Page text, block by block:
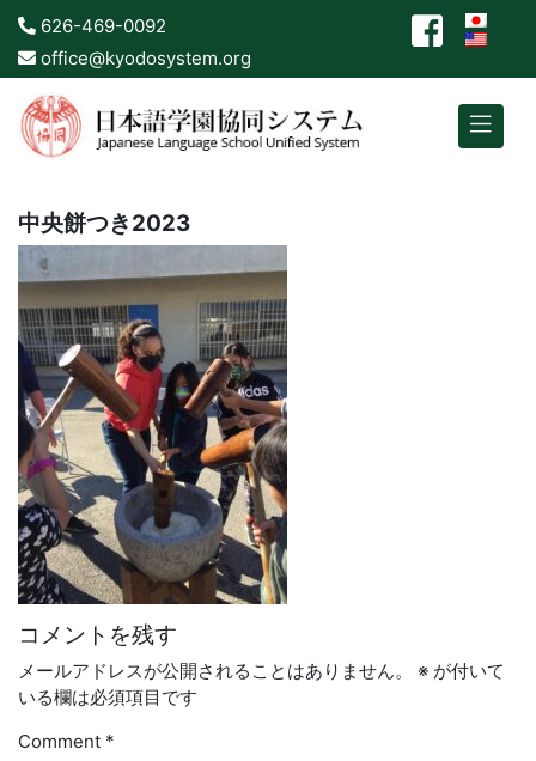
626-469-0092
office@kyodosystem.org
中央餅つき2023
コメントを残す
メールアドレスが公開されることはありません。 ※ が付いて
いる欄は必須項目です
Comment *